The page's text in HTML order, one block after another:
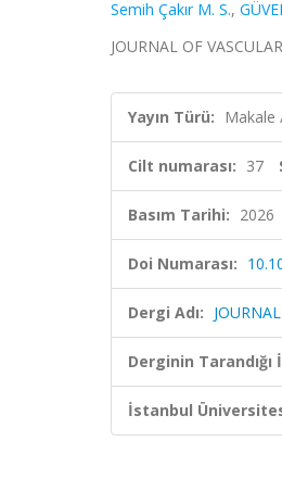
Semih Çakır M. S.,
JOURNAL OF
Yayın Türü: Makale
Cilt numarası: 37
Basım Tarihi: 2026
Doi Numarası:
Dergi Adı:
Derginin Tarandığı
İstanbul